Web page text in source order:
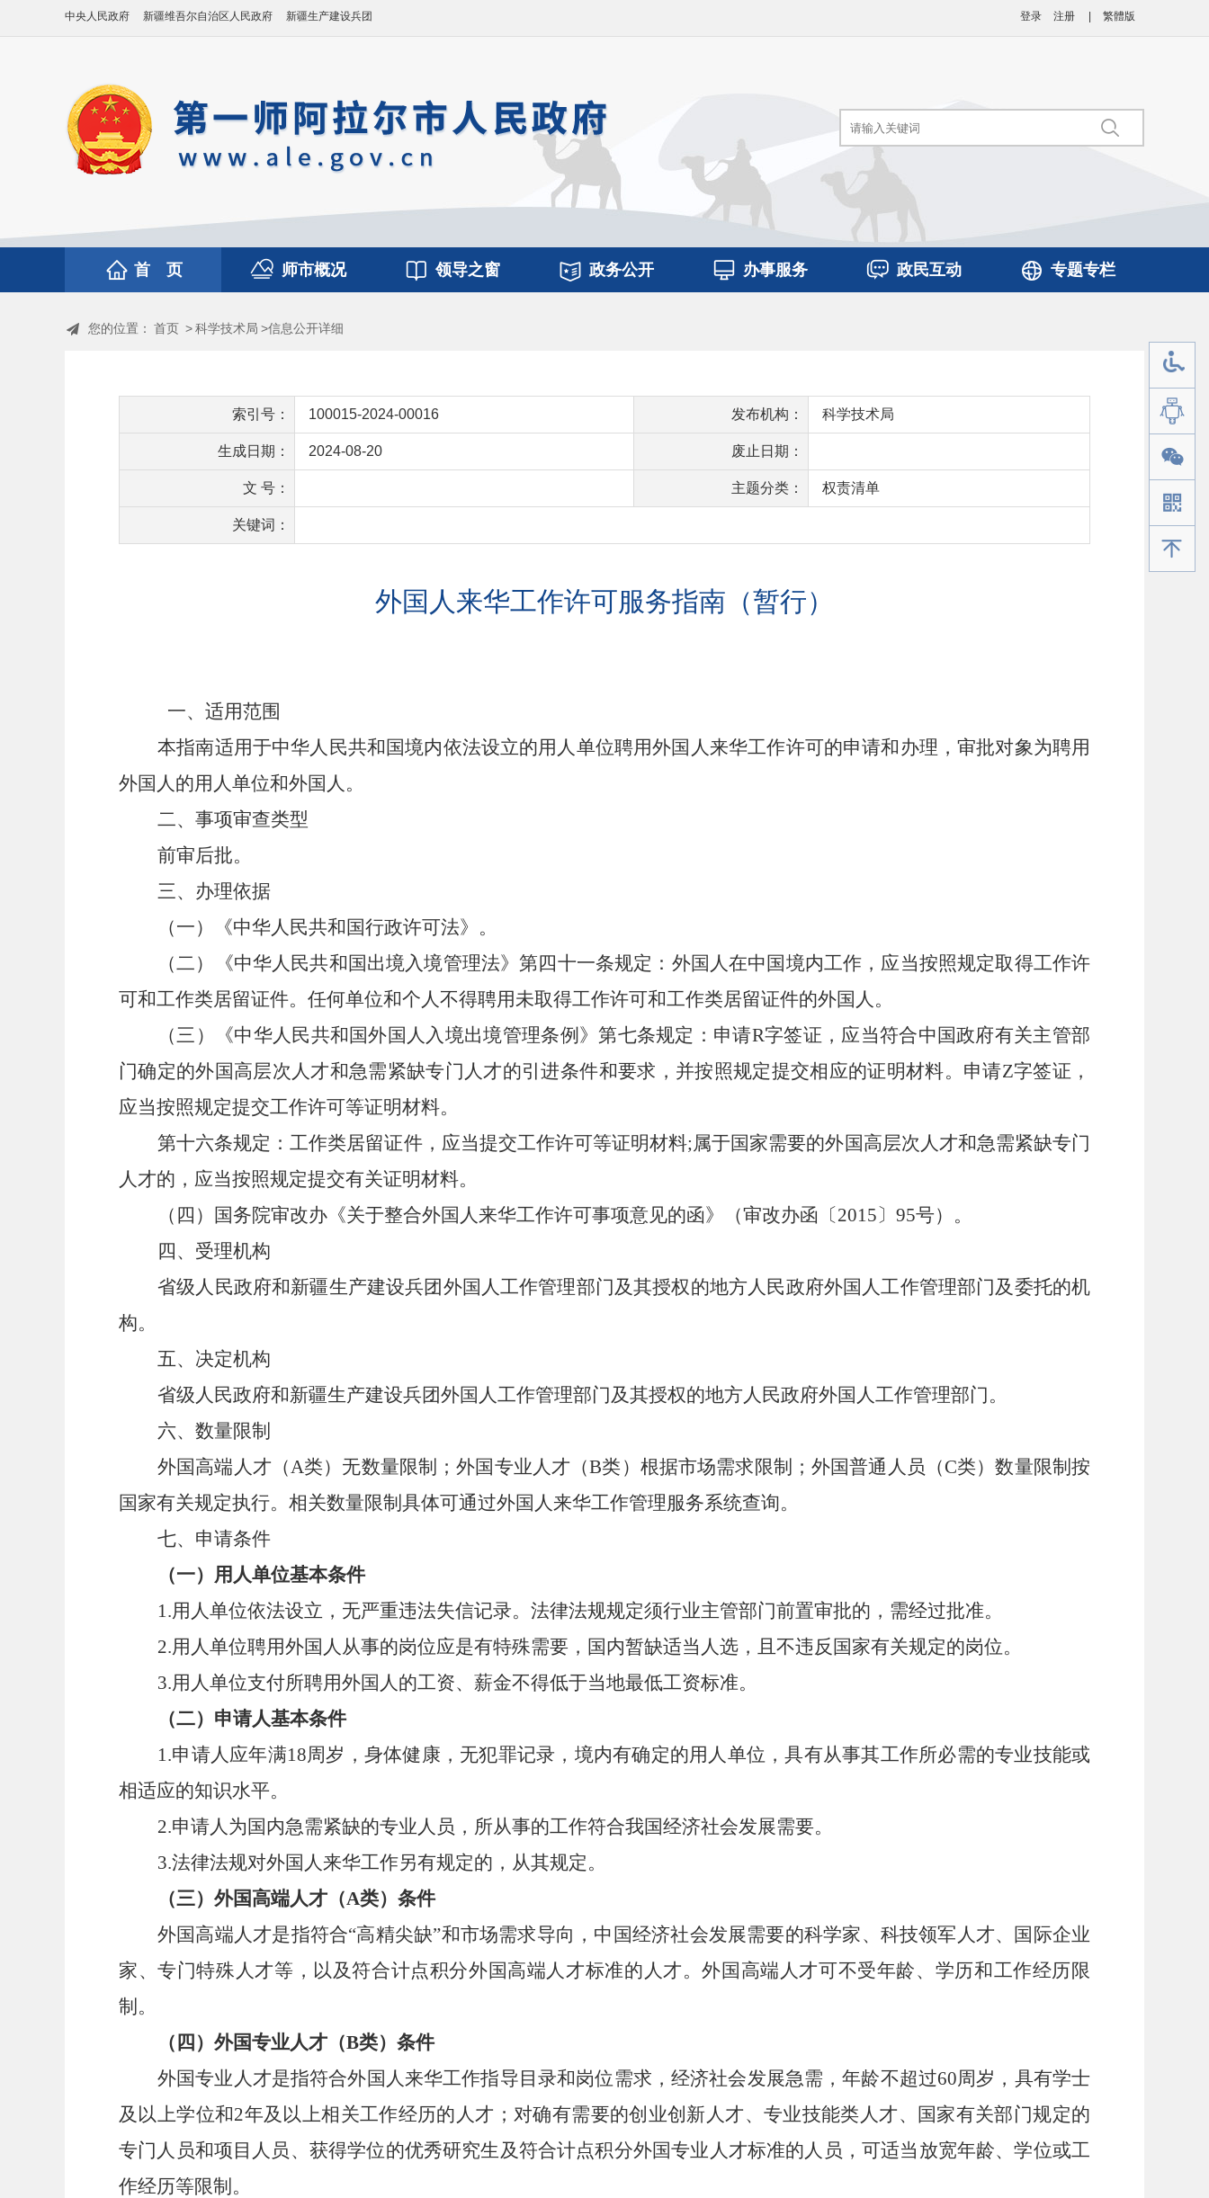
登录 注册 繁體版
中央人民政府 新疆维吾尔自治区人民政府 新疆生产建设兵团
首 页 师市概况 领导之窗 政务公开 办事服务 政民互动 专题专栏
您的位置： 首页 >科学技术局 >信息公开详细
索引号： 100015-2024-00016 发布机构： 科学技术局
生成日期： 2024-08-20 废止日期：
文 号： 主题分类： 权责清单
关键词：
外国人来华工作许可服务指南（暂行）
一、适用范围
本指南适用于中华人民共和国境内依法设立的用人单位聘用外国人来华工作许可的申请和办理，审批对象为聘用
外国人的用人单位和外国人。
二、事项审查类型
前审后批。
三、办理依据
（一）《中华人民共和国行政许可法》。
（二）《中华人民共和国出境入境管理法》第四十一条规定：外国人在中国境内工作，应当按照规定取得工作许
可和工作类居留证件。任何单位和个人不得聘用未取得工作许可和工作类居留证件的外国人。
（三）《中华人民共和国外国人入境出境管理条例》第七条规定：申请R字签证，应当符合中国政府有关主管部
门确定的外国高层次人才和急需紧缺专门人才的引进条件和要求，并按照规定提交相应的证明材料。申请Z字签证，
应当按照规定提交工作许可等证明材料。
第十六条规定：工作类居留证件，应当提交工作许可等证明材料;属于国家需要的外国高层次人才和急需紧缺专门
人才的，应当按照规定提交有关证明材料。
（四）国务院审改办《关于整合外国人来华工作许可事项意见的函》（审改办函〔2015〕95号）。
四、受理机构
省级人民政府和新疆生产建设兵团外国人工作管理部门及其授权的地方人民政府外国人工作管理部门及委托的机
构。
五、决定机构
省级人民政府和新疆生产建设兵团外国人工作管理部门及其授权的地方人民政府外国人工作管理部门。
六、数量限制
外国高端人才（A类）无数量限制；外国专业人才（B类）根据市场需求限制；外国普通人员（C类）数量限制按
国家有关规定执行。相关数量限制具体可通过外国人来华工作管理服务系统查询。
七、申请条件
（一）用人单位基本条件
1.用人单位依法设立，无严重违法失信记录。法律法规规定须行业主管部门前置审批的，需经过批准。
2.用人单位聘用外国人从事的岗位应是有特殊需要，国内暂缺适当人选，且不违反国家有关规定的岗位。
3.用人单位支付所聘用外国人的工资、薪金不得低于当地最低工资标准。
（二）申请人基本条件
1.申请人应年满18周岁，身体健康，无犯罪记录，境内有确定的用人单位，具有从事其工作所必需的专业技能或
相适应的知识水平。
2.申请人为国内急需紧缺的专业人员，所从事的工作符合我国经济社会发展需要。
3.法律法规对外国人来华工作另有规定的，从其规定。
（三）外国高端人才（A类）条件
外国高端人才是指符合“高精尖缺”和市场需求导向，中国经济社会发展需要的科学家、科技领军人才、国际企业
家、专门特殊人才等，以及符合计点积分外国高端人才标准的人才。外国高端人才可不受年龄、学历和工作经历限
制。
（四）外国专业人才（B类）条件
外国专业人才是指符合外国人来华工作指导目录和岗位需求，经济社会发展急需，年龄不超过60周岁，具有学士
及以上学位和2年及以上相关工作经历的人才；对确有需要的创业创新人才、专业技能类人才、国家有关部门规定的
专门人员和项目人员、获得学位的优秀研究生及符合计点积分外国专业人才标准的人员，可适当放宽年龄、学位或工
作经历等限制。
手机版